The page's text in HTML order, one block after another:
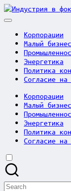
Skip
to
Корпорации
Малый бизнес
Энергетика
Политика
Согласие на
Корпорации
Малый бизнес
Энергетика
Политика
Согласие на
Search